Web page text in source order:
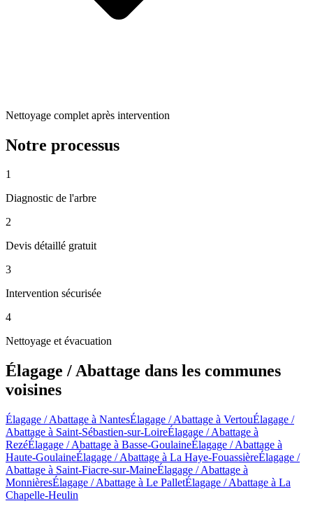
Nettoyage complet après intervention
Notre processus
1
Diagnostic de l'arbre
2
Devis détaillé gratuit
3
Intervention sécurisée
4
Nettoyage et évacuation
Élagage / Abattage dans les communes
voisines
Élagage / Abattage à NantesÉlagage / Abattage à VertouÉlagage /
Abattage à Saint-Sébastien-sur-LoireÉlagage / Abattage à
RezéÉlagage / Abattage à Basse-GoulaineÉlagage / Abattage à
Haute-GoulaineÉlagage / Abattage à La Haye-FouassièreÉlagage /
Abattage à Saint-Fiacre-sur-MaineÉlagage / Abattage à
MonnièresÉlagage / Abattage à Le PalletÉlagage / Abattage à La
Chapelle-Heulin